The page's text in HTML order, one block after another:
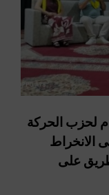
لحزب الحركة
الانخراط
على